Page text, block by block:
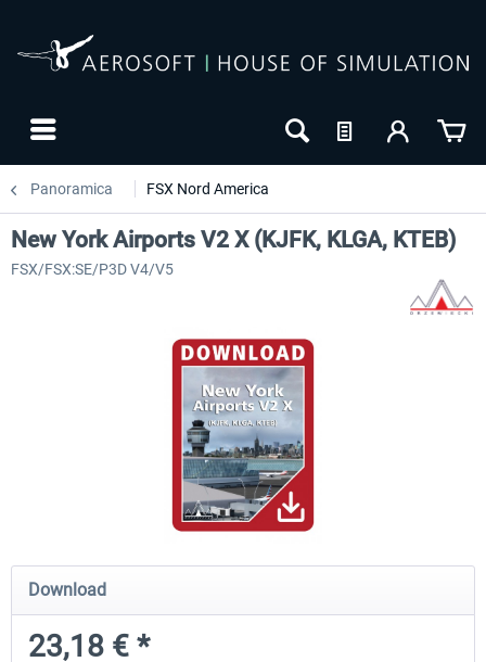
Panoramica FSX Nord America
Airports of Mexico City & Central
28,65 € *
US Cities X - Chicago
New York Airports V2 X (KJFK, KLGA, KTEB)
FSX/FSX:SE/P3D V4/V5
Download
23,18 € *